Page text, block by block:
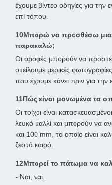
έχουμε βίντεο οδηγίες για
επί τόπου.
10Μπορώ να προσθέσω μια
παρακαλώ;
Οι οροφές μπορούν να
στείλουμε μερικές
που έχουμε κάνει πριν για την
11Πώς είναι μονωμένα τα
Οι τοίχοι είναι
λευκό μαλλί και μπορούν να
και 100 mm, το οποίο είναι
ζεστό καιρό.
12Μπορεί το πάτωμα να
- Ναι, ναι.